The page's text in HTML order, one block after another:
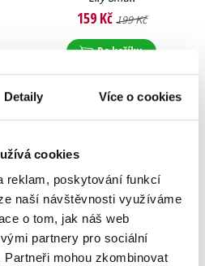
Detaily Více o cookies
cookies
reklam, poskytování funkcí
naší návštěvnosti využíváme
o tom, jak náš web
partnery pro sociální
Partneři mohou zkombinovat
159 Kč 199 Kč
Do košíku